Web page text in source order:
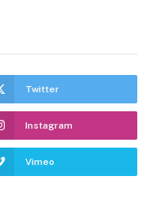
Twitter
Instagram
Vimeo